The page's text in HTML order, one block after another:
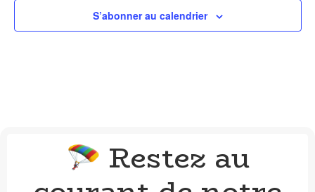
S’abonner au calendrier
🪂 Restez au